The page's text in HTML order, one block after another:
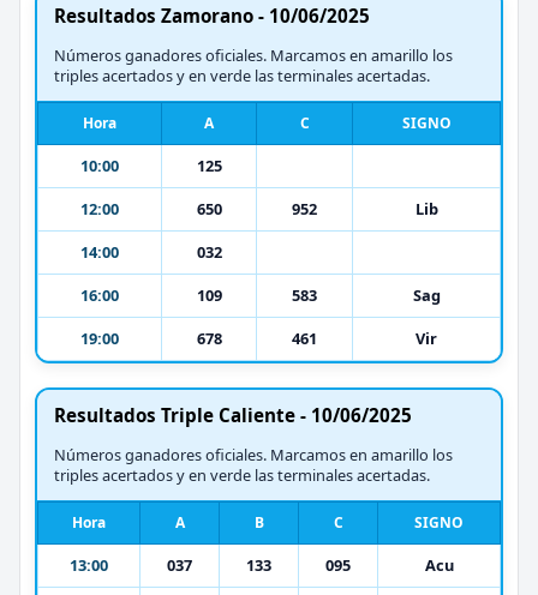
Resultados Zamorano - 10/06/2025
Números ganadores oficiales. Marcamos en amarillo los
triples acertados y en verde las terminales acertadas.
Hora A C SIGNO
10:00
125
12:00
650 952
Lib
14:00
032
16:00
109 583
Sag
19:00
678 461 Vir
Resultados Triple Caliente - 10/06/2025
Números ganadores oficiales. Marcamos en amarillo los
triples acertados y en verde las terminales acertadas.
Hora A B C SIGNO
13:00 037 133 095
Acu